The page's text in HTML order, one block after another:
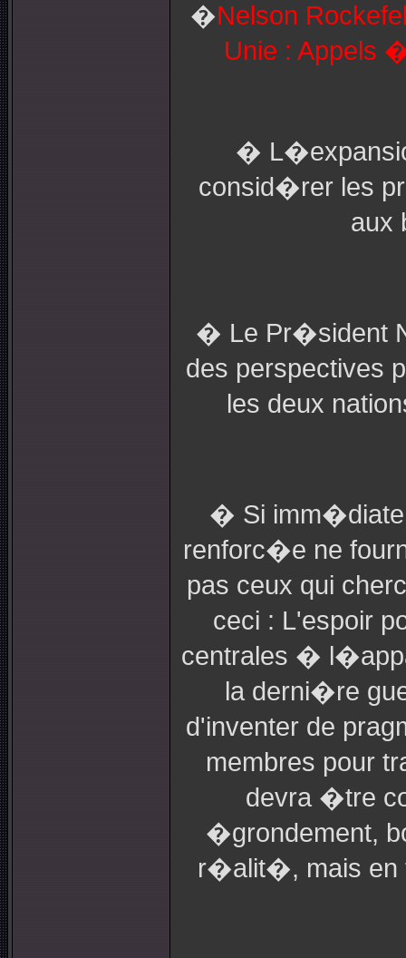
�Nelson
Unie : Appels
�
consid�rer les
aux
� Le Pr�sident
des perspectives
les deux
� Si
renforc�e ne
pas ceux qui
ceci : L'espoir
centrales �
la derni�re
d'inventer de
membres pour
devra �tre
�grondement,
r�alit�, mais en